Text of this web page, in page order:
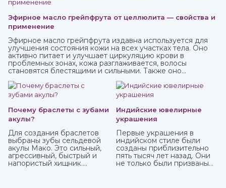
Эфирное масло грейпфрута от целлюлита — свойства и
применение
Эфирное масло грейпфрута издавна используется для
улучшения состояния кожи на всех участках тела. Оно
активно питает и улучшает циркуляцию крови в
проблемных зонах, кожа разглаживается, волосы
становятся блестящими и сильными. Также оно
жизненными силами.
Почему браслеты с зубами
акулы?
Для создания браслетов
выбраны зубы сельдевой
акулы Мако. Это сильный,
агрессивный, быстрый и
напористый хищник.
Индийские ювелирные
украшения
Первые украшения в
индийском стиле были
созданы приблизительно
пять тысяч лет назад. Они
не только были призваны